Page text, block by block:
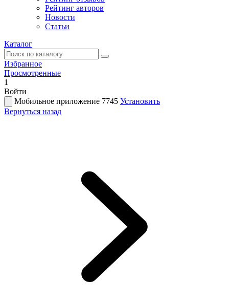
Рейтинг авторов
Новости
Статьи
Каталог
Избранное
Просмотренные
1
Войти
Мобильное приложение 7745 Установить
Вернуться назад